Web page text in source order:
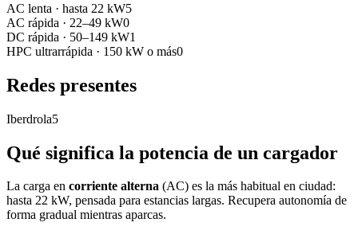
AC lenta · hasta 22 kW5
AC rápida · 22–49 kW0
DC rápida · 50–149 kW1
HPC ultrarrápida · 150 kW o más0
Redes presentes
Iberdrola5
Qué significa la potencia de un cargador
La carga en corriente alterna (AC) es la más habitual en ciudad:
hasta 22 kW, pensada para estancias largas. Recupera autonomía de
forma gradual mientras aparcas.